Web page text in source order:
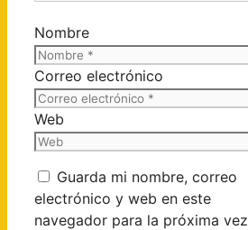
Nombre
Correo electrónico
Web
Guarda mi nombre, correo
electrónico y web en este
navegador para la próxima vez